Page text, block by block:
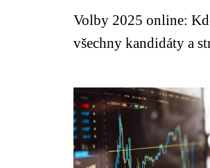
Volby 2025 online:
všechny kandidáty a